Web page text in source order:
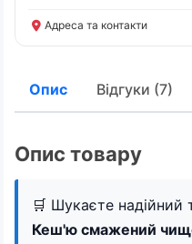
Адреса та контакти
Опис Відгуки (7)
Опис товару
🛒 Шукаєте
Кеш'ю смажений